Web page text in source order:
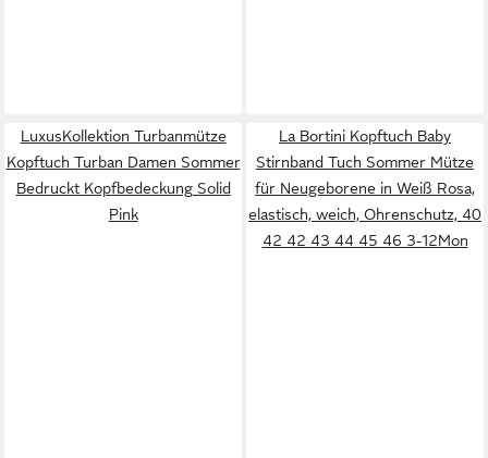
LuxusKollektion Turbanmütze
Kopftuch Turban Damen Sommer
Bedruckt Kopfbedeckung Solid
Pink
La Bortini Kopftuch Baby
Stirnband Tuch Sommer Mütze
für Neugeborene in Weiß Rosa,
elastisch, weich, Ohrenschutz, 40
42 42 43 44 45 46 3-12Mon